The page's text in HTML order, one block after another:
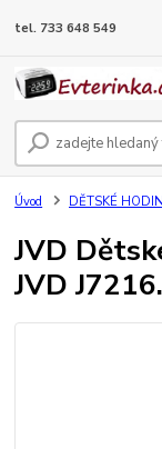
tel. 733 648 549
Úvod DĚTSKÉ
JVD
JVD